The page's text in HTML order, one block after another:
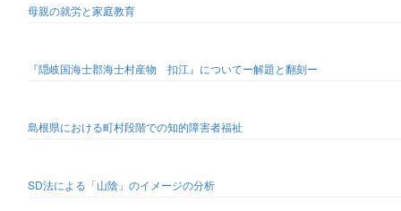
母親の就労と家庭教育
『隠岐国海士郡海士村産物 扣江』についてー解題と翻刻ー
島根県における町村段階での知的障害者福祉
SD法による「山陰」のイメージの分析